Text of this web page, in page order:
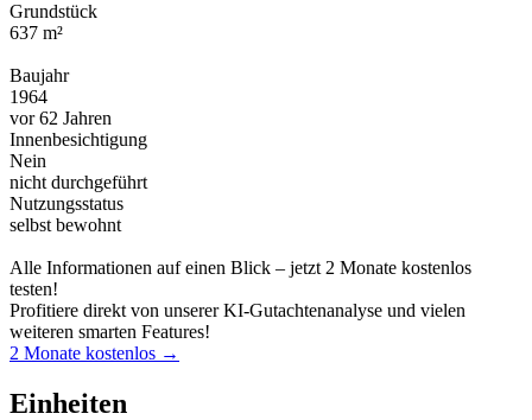
Grundstück
637 m²
Baujahr
1964
vor 62 Jahren
Innenbesichtigung
Nein
nicht durchgeführt
Nutzungsstatus
selbst bewohnt
Alle Informationen auf einen Blick – jetzt 2 Monate kostenlos
testen!
Profitiere direkt von unserer KI-Gutachtenanalyse und vielen
weiteren smarten Features!
2 Monate kostenlos →
Einheiten